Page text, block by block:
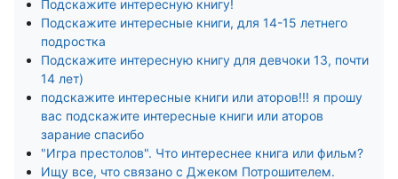
Подскажите интересную книгу!
Подскажите интересные книги, для 14-15 летнего
подростка
Подскажите интересную книгу для девчоки 13, почти
14 лет)
подскажите интересные книги или аторов!!! я прошу
вас подскажите интересные книги или аторов
зарание спасибо
"Игра престолов". Что интереснее книга или фильм?
Ищу все, что связано с Джеком Потрошителем.